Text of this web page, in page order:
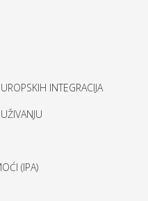
INTEGRACIJA
(IPA)